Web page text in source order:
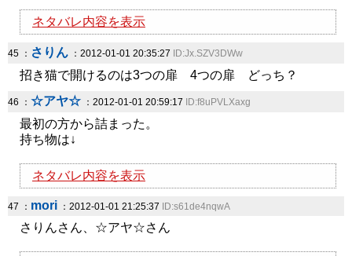
ネタバレ内容を表示
45 ： さりん ：2012-01-01 20:35:27 ID:Jx.SZV3DWw
招き猫で開けるのは3つの扉 4つの扉 どっち？
46 ： ☆アヤ☆ ：2012-01-01 20:59:17 ID:f8uPVLXaxg
最初の方から詰まった。
持ち物は↓
ネタバレ内容を表示
47 ： mori ：2012-01-01 21:25:37 ID:s61de4nqwA
さりんさん、☆アヤ☆さん